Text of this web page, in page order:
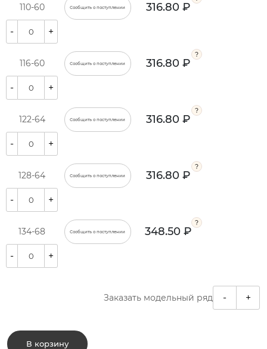
110-60 Сообщить о поступлении 316.80 ₽
- +
116-60 Сообщить о поступлении 316.80 ₽
- +
122-64 Сообщить о поступлении 316.80 ₽
- +
128-64 Сообщить о поступлении 316.80 ₽
- +
134-68 Сообщить о поступлении 348.50 ₽
- +
Заказать модельный ряд - +
В корзину